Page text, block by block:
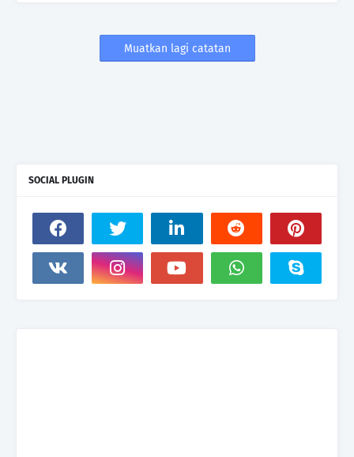
Muatkan lagi catatan
SOCIAL PLUGIN